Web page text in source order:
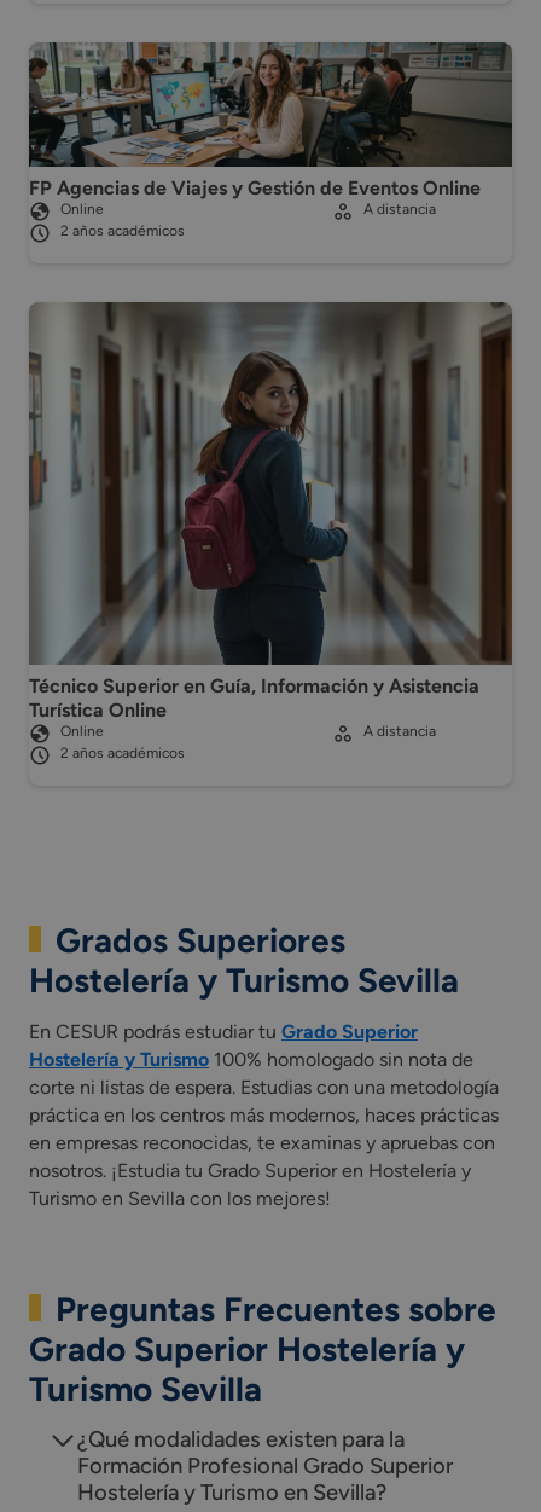
FP Agencias de Viajes y Gestión de Eventos Online
Online
2 años académicos
A distancia
Técnico Superior en Guía, Información y Asistencia
Turística Online
Online
2 años académicos
A distancia
Grados Superiores
Hostelería y Turismo Sevilla
En CESUR podrás estudiar tu Grado Superior
Hostelería y Turismo 100% homologado sin nota de
corte ni listas de espera. Estudias con una metodología
práctica en los centros más modernos, haces prácticas
en empresas reconocidas, te examinas y apruebas con
nosotros. ¡Estudia tu Grado Superior en Hostelería y
Turismo en Sevilla con los mejores!
Preguntas Frecuentes sobre
Grado Superior Hostelería y
Turismo Sevilla
¿Qué modalidades existen para la
Formación Profesional Grado Superior
Hostelería y Turismo en Sevilla?